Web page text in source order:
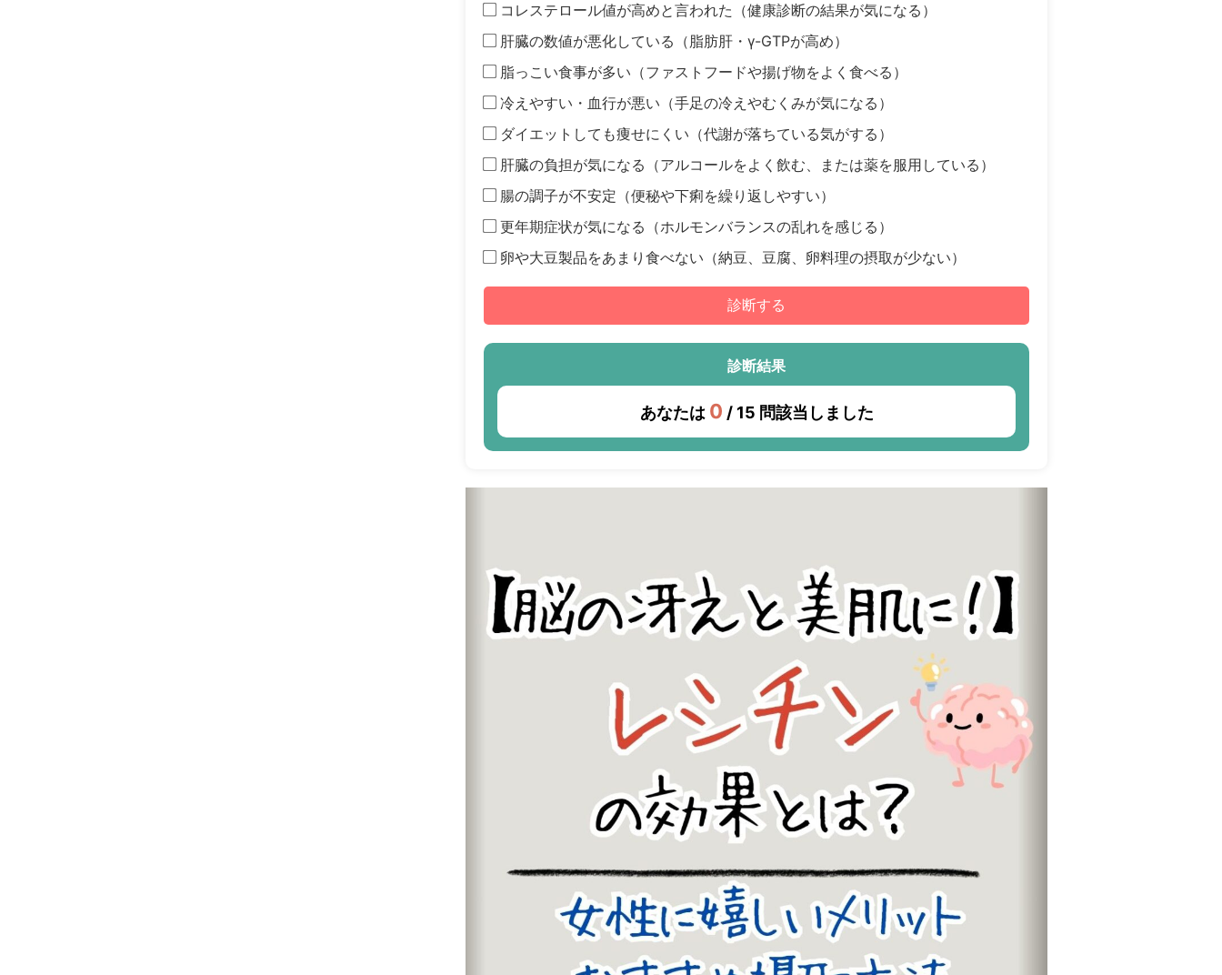
コレステロール値が高めと言われた（健康診断の結果が気になる）
肝臓の数値が悪化している（脂肪肝・γ-GTPが高め）
脂っこい食事が多い（ファストフードや揚げ物をよく食べる）
冷えやすい・血行が悪い（手足の冷えやむくみが気になる）
ダイエットしても痩せにくい（代謝が落ちている気がする）
肝臓の負担が気になる（アルコールをよく飲む、または薬を服用している）
腸の調子が不安定（便秘や下痢を繰り返しやすい）
更年期症状が気になる（ホルモンバランスの乱れを感じる）
卵や大豆製品をあまり食べない（納豆、豆腐、卵料理の摂取が少ない）
診断する
診断結果
あなたは 0 / 15 問該当しました